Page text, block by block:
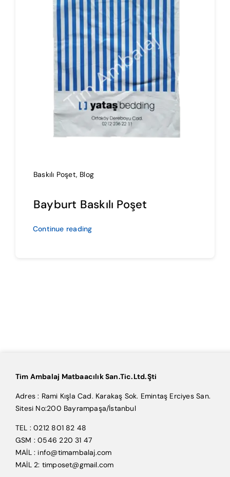
Baskılı Poşet, Blog
Bayburt Baskılı Poşet
Continue reading
Tim Ambalaj Matbaacılık San.Tic.Ltd.Şti
Adres : Rami Kışla Cad. Karakaş Sok. Emintaş Erciyes San.
Sitesi No:200 Bayrampaşa/İstanbul
TEL : 0212 801 82 48
GSM : 0546 220 31 47
MAİL : info@timambalaj.com
MAİL 2: timposet@gmail.com